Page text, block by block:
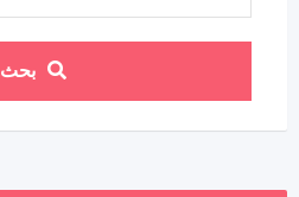
بحث